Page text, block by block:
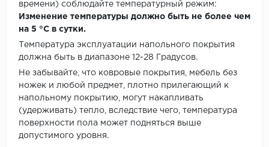
времени) соблюдайте температурный режим:
Изменение температуры должно быть не более чем
на 5 °C в сутки.
Температура эксплуатации напольного покрытия
должна быть в диапазоне 12-28 Градусов.
Не забывайте, что ковровые покрытия, мебель без
ножек и любой предмет, плотно прилегающий к
напольному покрытию, могут накапливать
(удерживать) тепло, вследствие чего, температура
поверхности пола может подняться выше
допустимого уровня.